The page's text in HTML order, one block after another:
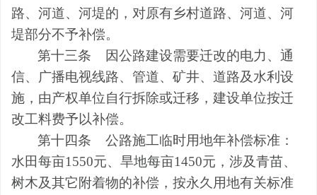
路、河道、河堤的，对原有乡村道路、河道、河
堤部分不予补偿。
第十三条
因公路建设需要迁改的电力、通
信、广播电视线路、管道、矿井、道路及水利设
施，由产权单位自行拆除或迁移，建设单位按迁
改工料费予以补偿。
第十四条
公路施工临时用地年补偿标准：
水田每亩1550元、旱地每亩1450元，涉及青苗、
树木及其它附着物的补偿，按永久用地有关标准